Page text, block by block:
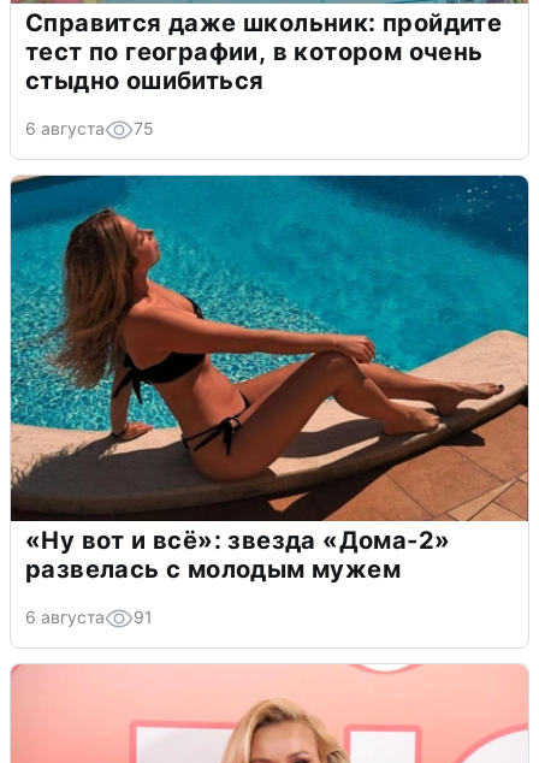
Справится даже школьник: пройдите
тест по географии, в котором очень
стыдно ошибиться
6 августа 75
«Ну вот и всё»: звезда «Дома-2»
развелась с молодым мужем
6 августа 91